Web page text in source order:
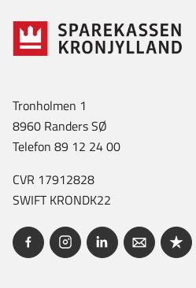
Tronholmen 1
8960 Randers SØ
Telefon 89 12 24 00
CVR 17912828
SWIFT KRONDK22